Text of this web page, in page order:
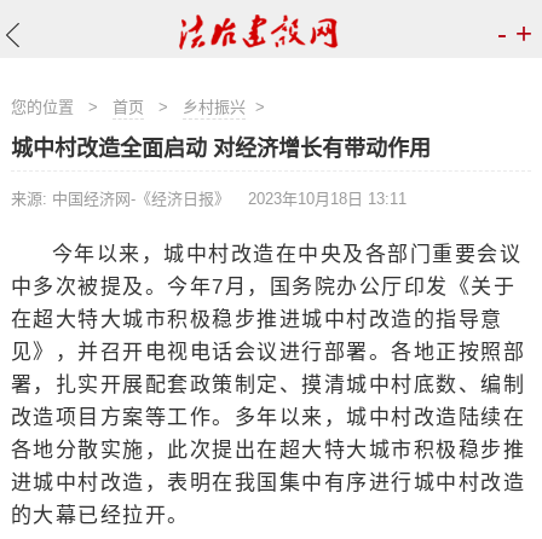
- +
您的位置 > 首页 > 乡村振兴>
城中村改造全面启动 对经济增长有带动作用
来源: 中国经济网-《经济日报》 2023年10月18日 13:11
今年以来，城中村改造在中央及各部门重要会议
中多次被提及。今年7月，国务院办公厅印发《关于
在超大特大城市积极稳步推进城中村改造的指导意
见》，并召开电视电话会议进行部署。各地正按照部
署，扎实开展配套政策制定、摸清城中村底数、编制
改造项目方案等工作。多年以来，城中村改造陆续在
各地分散实施，此次提出在超大特大城市积极稳步推
进城中村改造，表明在我国集中有序进行城中村改造
的大幕已经拉开。